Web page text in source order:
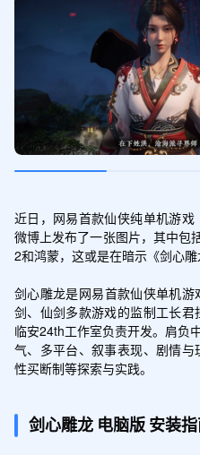
近日，网易首款仙侠纯单机游
微博上发布了一张图片，其中包
2和鸿蒙，这或是在暗示《剑心雕
剑心雕龙是网易首款仙侠单机
剑、仙剑多款游戏的监制工长
临安24th工作室负责开发。肩负
气、多平台、叙事表现、剧情
性买断制等探索与实践。
剑心雕龙 电脑版 安装